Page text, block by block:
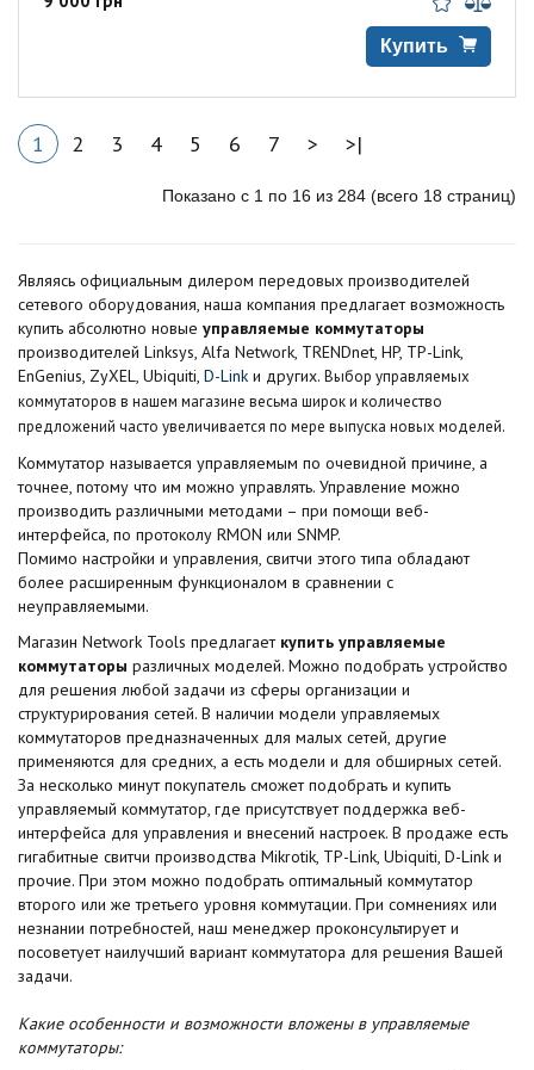
Купить
1 2 3 4 5 6 7 > >|
Показано с 1 по 16 из 284 (всего 18 страниц)
Являясь официальным дилером передовых производителей
сетевого оборудования, наша компания предлагает возможность
купить абсолютно новые управляемые коммутаторы
производителей Linksys, Alfa Network, TRENDnet, HP, TP-Link,
EnGenius, ZyXEL, Ubiquiti, D-Link и других. Выбор управляемых
коммутаторов в нашем магазине весьма широк и количество
предложений часто увеличивается по мере выпуска новых моделей.
Коммутатор называется управляемым по очевидной причине, а
точнее, потому что им можно управлять. Управление можно
производить различными методами – при помощи веб-
интерфейса, по протоколу RMON или SNMP.
Помимо настройки и управления, свитчи этого типа обладают
более расширенным функционалом в сравнении с
неуправляемыми.
Магазин Network Tools предлагает купить управляемые
коммутаторы различных моделей. Можно подобрать устройство
для решения любой задачи из сферы организации и
структурирования сетей. В наличии модели управляемых
коммутаторов предназначенных для малых сетей, другие
применяются для средних, а есть модели и для обширных сетей.
За несколько минут покупатель сможет подобрать и купить
управляемый коммутатор, где присутствует поддержка веб-
интерфейса для управления и внесений настроек. В продаже есть
гигабитные свитчи производства Mikrotik, TP-Link, Ubiquiti, D-Link и
прочие. При этом можно подобрать оптимальный коммутатор
второго или же третьего уровня коммутации. При сомнениях или
незнании потребностей, наш менеджер проконсультирует и
посоветует наилучший вариант коммутатора для решения Вашей
задачи.
Какие особенности и возможности вложены в управляемые
коммутаторы: